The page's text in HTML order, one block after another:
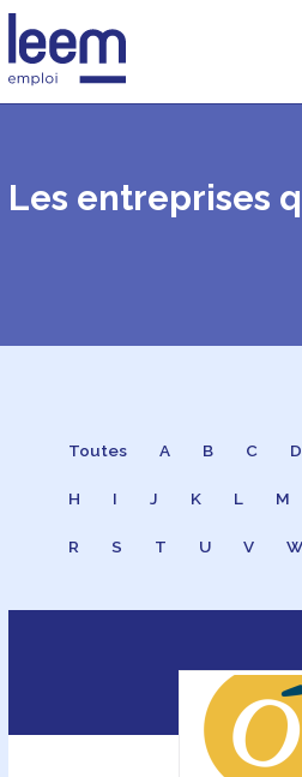
Les entreprises
Toutes A B C D
H I J K L M
R S T U V W